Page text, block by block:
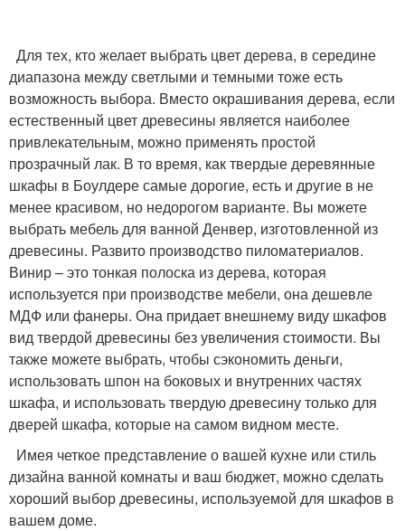
Для тех, кто желает выбрать цвет дерева, в середине
диапазона между светлыми и темными тоже есть
возможность выбора. Вместо окрашивания дерева, если
естественный цвет древесины является наиболее
привлекательным, можно применять простой
прозрачный лак. В то время, как твердые деревянные
шкафы в Боулдере самые дорогие, есть и другие в не
менее красивом, но недорогом варианте. Вы можете
выбрать мебель для ванной Денвер, изготовленной из
древесины. Развито производство пиломатериалов.
Винир – это тонкая полоска из дерева, которая
используется при производстве мебели, она дешевле
МДФ или фанеры. Она придает внешнему виду шкафов
вид твердой древесины без увеличения стоимости. Вы
также можете выбрать, чтобы сэкономить деньги,
использовать шпон на боковых и внутренних частях
шкафа, и использовать твердую древесину только для
дверей шкафа, которые на самом видном месте.
Имея четкое представление о вашей кухне или стиль
дизайна ванной комнаты и ваш бюджет, можно сделать
хороший выбор древесины, используемой для шкафов в
вашем доме.